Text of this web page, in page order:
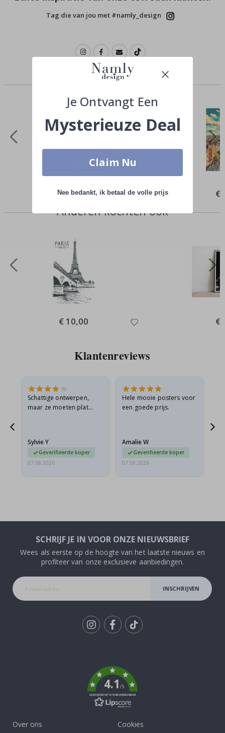
Tag die van jou met #namly_design
Vergelijkbare producten
Special
€ 10,00 €
Anderen kochten ook
Special
Price
€ 10,00 €
Klantenreviews
Schattige ontwerpen,
maar ze moeten plat
beetje…
Sylvie Y
Geverifieerde koper
07.08.2026
Hele mooie posters voor
een goede prijs.
Amalie W
Geverifieerde koper
07.08.2026
SCHRIJF JE IN VOOR ONZE NIEUWSBRIEF
Wees als eerste op de hoogte van het laatste nieuws en
profiteer van onze exclusieve aanbiedingen.
INSCHRIJVEN
4.1/5
GEBASEERD OP 1030 BEOORDELINGEN
Over ons
Cookies
Je Ontvangt Een
Mysterieuze Deal
Claim Nu
Nee bedankt, ik betaal de volle prijs